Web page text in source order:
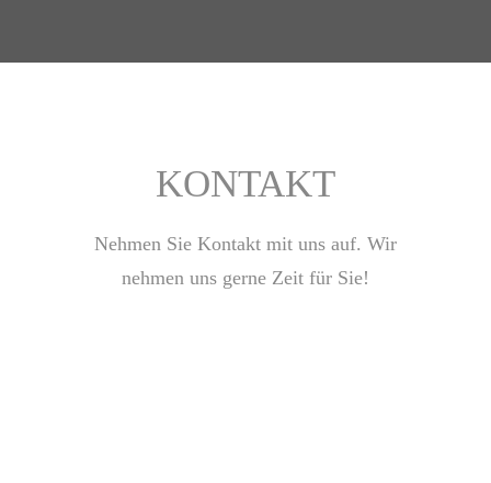
KONTAKT
Nehmen Sie Kontakt mit uns auf. Wir
nehmen uns gerne Zeit für Sie!